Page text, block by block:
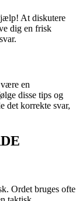
At diskutere
dig en frisk
en
disse tips og
det korrekte svar,
Ordet bruges ofte